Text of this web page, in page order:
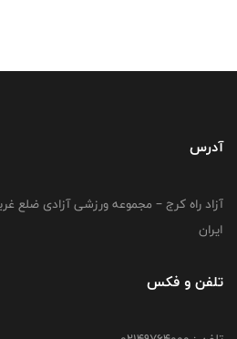
آدرس
آزاد راه کرج – مجموعه ورزشی آزادی ضلع
ایران
تلفن و فکس